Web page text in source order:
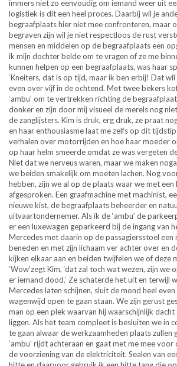
immers niet zo eenvoudig om iemand weer uit
logistiek is dit een heel proces. Daarbij wil je
begraafplaats hier niet mee confronteren, maar
begraven zijn wil je niet respectloos de rust
mensen en middelen op de begraafplaats een
ik mijn dochter belde om te vragen of ze me
kunnen helpen op een begraafplaats, was haar
‘Kneiters, dat is op tijd, maar ik ben erbij! Dat wil
even over vijf in de ochtend. Met twee bekers
‘ambu’ om te vertrekken richting de
donker en zijn door mij visueel de merels nog
de zanglijsters. Kim is druk, erg druk, ze praat
en haar enthousiasme laat me zelfs op dit
verhalen over motorrijden en hoe haar moeder
op haar helm smeerde omdat ze was vergeten
Niet dat we nerveus waren, maar we maken
we beiden smakelijk om moeten lachen. Nog
hebben, zijn we al op de plaats waar we met een
afgesproken. Een graafmachine met machinist,
nieuwe kist, de begraafplaats beheerder en
uitvaartondernemer. Als ik de ‘ambu’ de
er een luxewagen geparkeerd bij de ingang van
Mercedes met daarin op de passagiersstoel een
beneden en met zijn lichaam ver achter over en
kijken elkaar aan en beiden twijfelen we of deze
‘Wow’zegt Kim, ‘dat zal toch wat wezen, zijn we
er iemand dood.’ Ze schaterde het uit en terwijl
Mercedes laten schijnen, sluit de mond heel
wagenwijd open te gaan staan. We zijn gerust
man op een plek waarvan hij waarschijnlijk
liggen. Als het team compleet is besluiten we in
te gaan alwaar de werkzaamheden plaats zullen
‘ambu’ rijdt achteraan en gaat met me mee
de voorziening van de elektriciteit. Sealen van